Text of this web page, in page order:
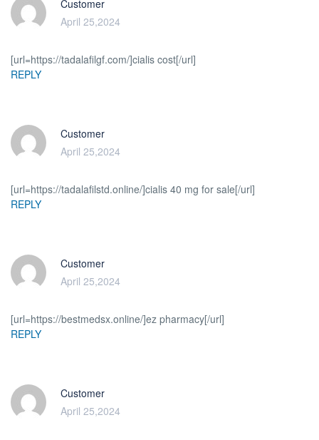
Customer
April 25,2024
[url=https://tadalafilgf.com/]cialis cost[/url]
REPLY
Customer
April 25,2024
[url=https://tadalafilstd.online/]cialis 40 mg for sale[/url]
REPLY
Customer
April 25,2024
[url=https://bestmedsx.online/]ez pharmacy[/url]
REPLY
Customer
April 25,2024